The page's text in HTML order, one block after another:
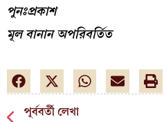
পুনঃপ্রকাশ
মূল বানান অপরিবর্তিত
পূর্ববর্তী লেখা